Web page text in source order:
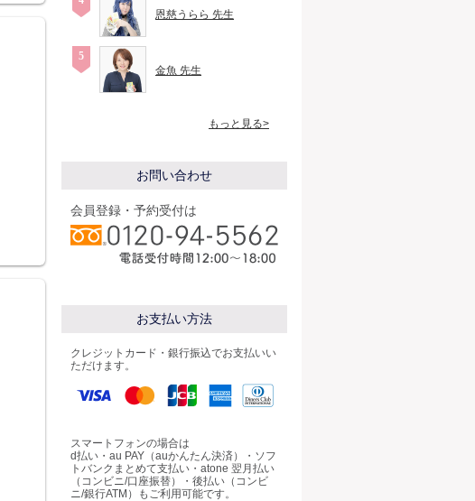
恩慈うらら 先生
金魚 先生
もっと見る>
お問い合わせ
会員登録・予約受付は
お支払い方法
クレジットカード・銀行振込でお支払いい
ただけます。
スマートフォンの場合は
d払い・au PAY（auかんたん決済）・ソフ
トバンクまとめて支払い・atone 翌月払い
（コンビニ/口座振替）・後払い（コンビ
ニ/銀行ATM）もご利用可能です。